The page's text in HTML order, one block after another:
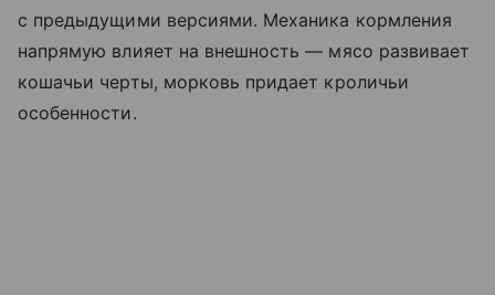
с предыдущими версиями. Механика кормления
напрямую влияет на внешность — мясо развивает
кошачьи черты, морковь придает кроличьи
особенности.